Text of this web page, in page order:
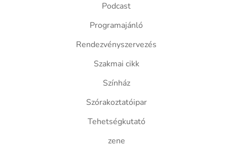
Podcast
Programajánló
Rendezvényszervezés
Szakmai cikk
Színház
Szórakoztatóipar
Tehetségkutató
zene